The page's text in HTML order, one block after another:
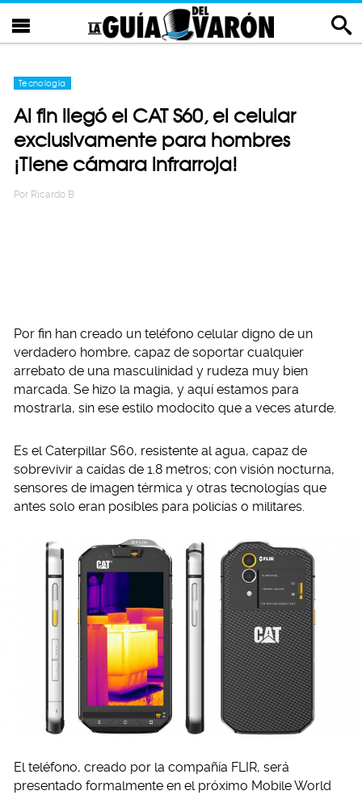
Tecnología
Al fin llegó el CAT S60, el celular
exclusivamente para hombres
¡Tiene cámara infrarroja!
Por Ricardo B
Por fin han creado un teléfono celular digno de un
verdadero hombre, capaz de soportar cualquier
arrebato de una masculinidad y rudeza muy bien
marcada. Se hizo la magia, y aquí estamos para
mostrarla, sin ese estilo modocito que a veces aturde.
Es el Caterpillar S60, resistente al agua, capaz de
sobrevivir a caídas de 1.8 metros; con visión nocturna,
sensores de imagen térmica y otras tecnologías que
antes solo eran posibles para policías o militares.
El teléfono, creado por la compañía FLIR, será
presentado formalmente en el próximo Mobile World